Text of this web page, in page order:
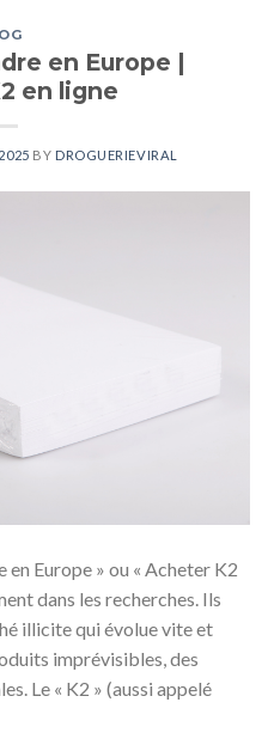
en Europe |
en ligne
BY DROGUERIEVIRAL
en Europe » ou « Acheter K2
dans les recherches. Ils
illicite qui évolue vite et
imprévisibles, des
Le « K2 » (aussi appelé